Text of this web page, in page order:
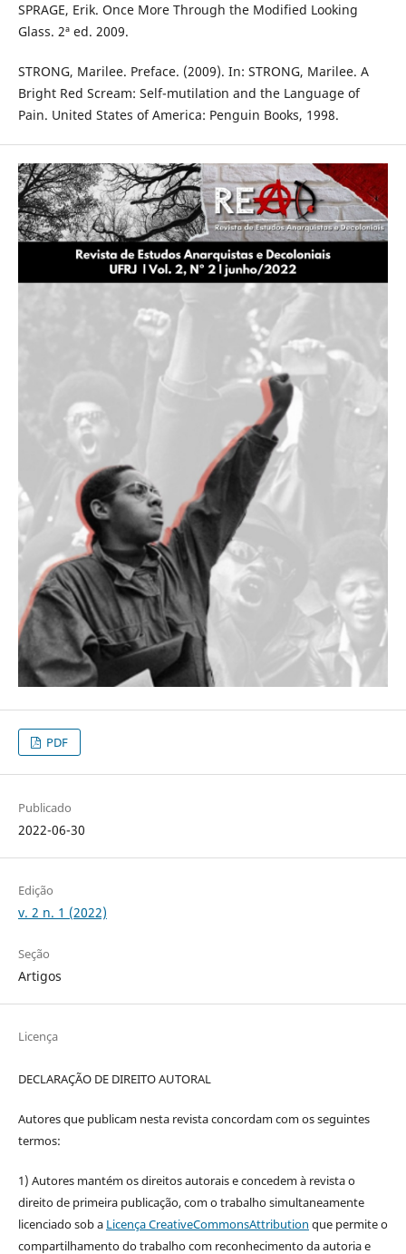
SPRAGE, Erik. Once More Through the Modified Looking
Glass. 2ª ed. 2009.
STRONG, Marilee. Preface. (2009). In: STRONG, Marilee. A
Bright Red Scream: Self-mutilation and the Language of
Pain. United States of America: Penguin Books, 1998.
PDF
Publicado
2022-06-30
Edição
v. 2 n. 1 (2022)
Seção
Artigos
Licença
DECLARAÇÃO DE DIREITO AUTORAL
Autores que publicam nesta revista concordam com os seguintes
termos:
1) Autores mantém os direitos autorais e concedem à revista o
direito de primeira publicação, com o trabalho simultaneamente
licenciado sob a Licença CreativeCommonsAttribution que permite o
compartilhamento do trabalho com reconhecimento da autoria e